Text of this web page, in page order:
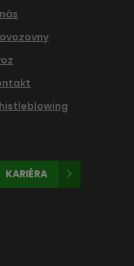
KARIÉRA